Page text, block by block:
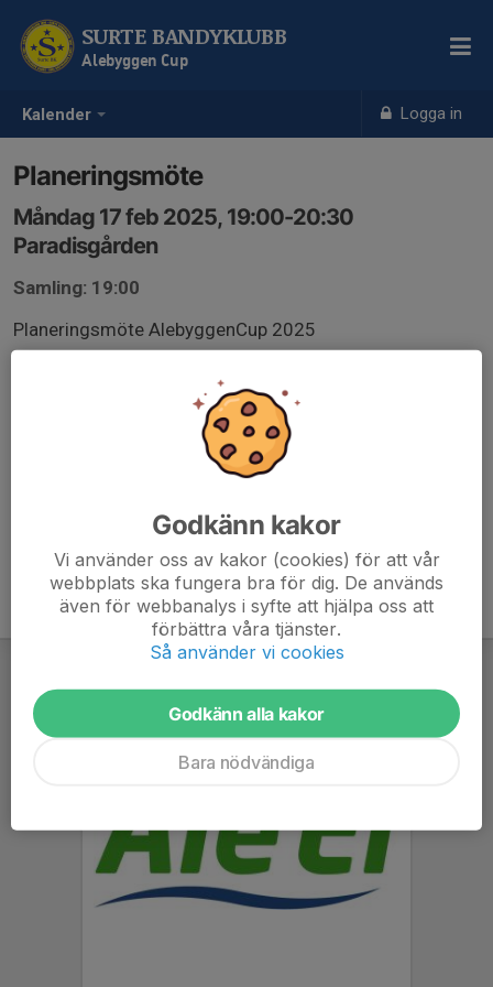
Kalender Logga in
SURTE BANDYKLUBB
Alebyggen Cup
Planeringsmöte
Måndag 17 feb 2025, 19:00-20:30
Paradisgården
Samling: 19:00
Planeringsmöte AlebyggenCup 2025
Godkänn kakor
Vi använder oss av kakor (cookies) för att vår
webbplats ska fungera bra för dig. De används
även för webbanalys i syfte att hjälpa oss att
förbättra våra tjänster.
Så använder vi cookies
Godkänn alla kakor
Bara nödvändiga